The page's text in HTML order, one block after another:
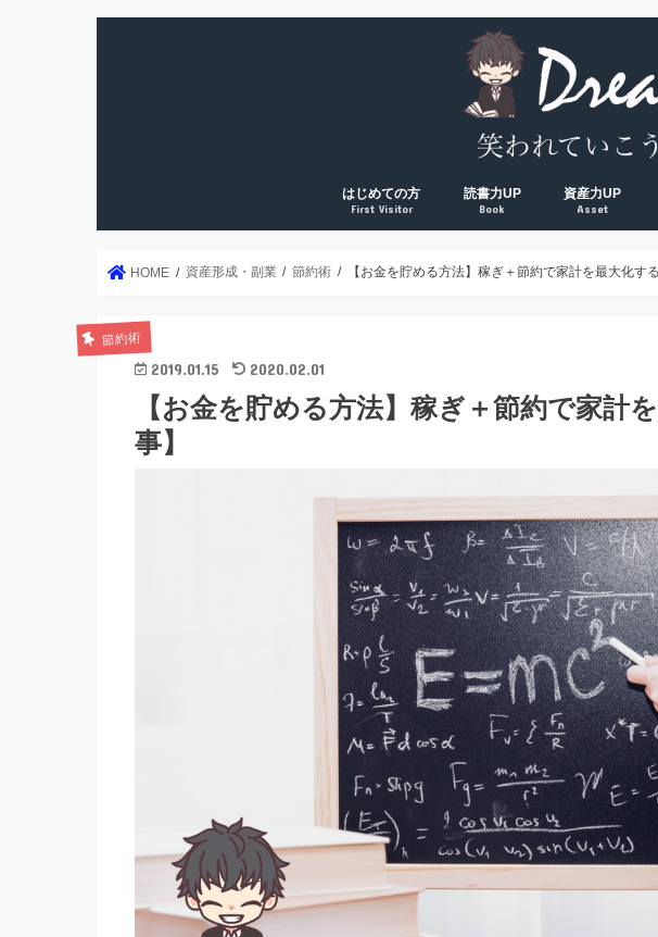
はじめての方
First Visitor
読書力UP
Book
資産力UP
Asset
HOME 資産形成・副業 節約術 【お金を貯める方法】稼ぎ＋節約で家計を最大化す
節約術
2019.01.15 2020.02.01
【お金を貯める方法】稼ぎ＋節約で家計
事】